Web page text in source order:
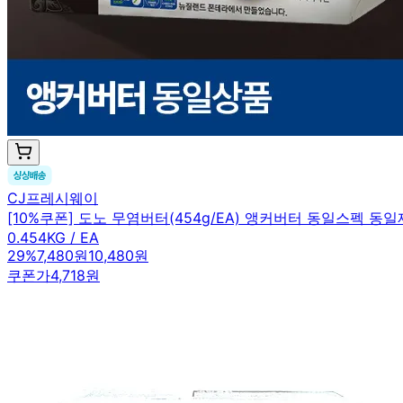
CJ프레시웨이
[10%쿠폰] 도노 무염버터(454g/EA) 앵커버터 동일스펙 동일
0.454KG / EA
29%7,480원10,480원
쿠폰가4,718원